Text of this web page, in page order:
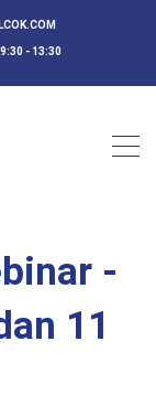
- 13:30
-
11